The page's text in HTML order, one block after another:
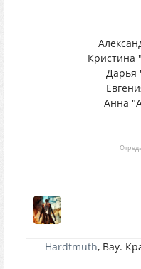
Кристина
Дарья
Анна
Hardtmuth, Вау.